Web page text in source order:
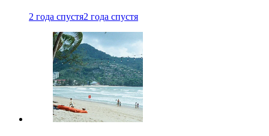
2 года спустя2 года спустя